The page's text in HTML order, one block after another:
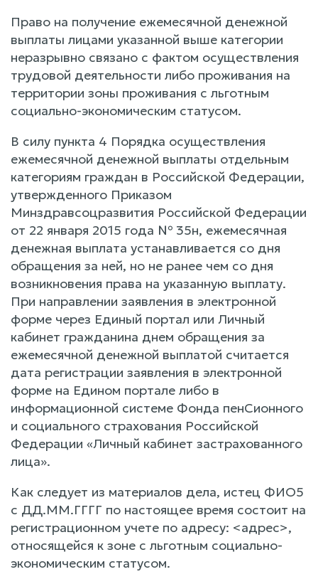
Право на получение ежемесячной денежной
выплаты лицами указанной выше категории
неразрывно связано с фактом осуществления
трудовой деятельности либо проживания на
территории зоны проживания с льготным
социально-экономическим статусом.
В силу пункта 4 Порядка осуществления
ежемесячной денежной выплаты отдельным
категориям граждан в Российской Федерации,
утвержденного Приказом
Минздравсоцразвития Российской Федерации
от 22 января 2015 года № 35н, ежемесячная
денежная выплата устанавливается со дня
обращения за ней, но не ранее чем со дня
возникновения права на указанную выплату.
При направлении заявления в электронной
форме через Единый портал или Личный
кабинет гражданина днем обращения за
ежемесячной денежной выплатой считается
дата регистрации заявления в электронной
форме на Едином портале либо в
информационной системе Фонда пенСионного
и социального страхования Российской
Федерации «Личный кабинет застрахованного
лица».
Как следует из материалов дела, истец ФИО5
с ДД.ММ.ГГГГ по настоящее время состоит на
регистрационном учете по адресу: <адрес>,
относящейся к зоне с льготным социально-
экономическим статусом.